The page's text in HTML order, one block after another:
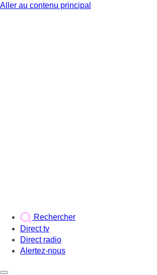
Aller au contenu principal
Rechercher
Direct tv
Direct radio
Alertez-nous